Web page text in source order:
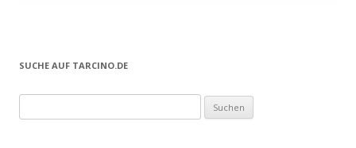
SUCHE AUF TARCINO.DE
nach: